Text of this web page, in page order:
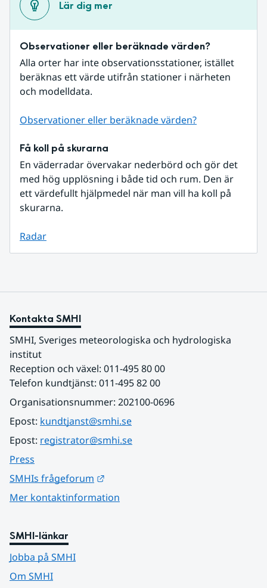
Lär dig mer
Observationer eller beräknade värden?
Alla orter har inte observationsstationer, istället
beräknas ett värde utifrån stationer i närheten
och modelldata.
Observationer eller beräknade värden?
Få koll på skurarna
En väderradar övervakar nederbörd och gör det
med hög upplösning i både tid och rum. Den är
ett värdefullt hjälpmedel när man vill ha koll på
skurarna.
Radar
Kontakta SMHI
SMHI, Sveriges meteorologiska och hydrologiska
institut
Reception och växel: 011-495 80 00
Telefon kundtjänst: 011-495 82 00
Organisationsnummer: 202100-0696
Epost: kundtjanst@smhi.se
Epost: registrator@smhi.se
Press
SMHIs frågeforum
Mer kontaktinformation
SMHI-länkar
Jobba på SMHI
Om SMHI